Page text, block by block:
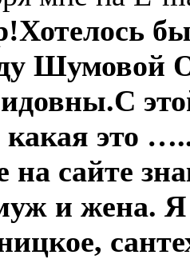
Шумовой
это
на сайте
и жена. Я